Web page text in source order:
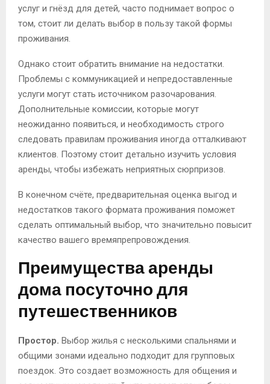
услуг и гнёзд для детей, часто поднимает вопрос о
том, стоит ли делать выбор в пользу такой формы
проживания.
Однако стоит обратить внимание на недостатки.
Проблемы с коммуникацией и непредоставленные
услуги могут стать источником разочарования.
Дополнительные комиссии, которые могут
неожиданно появиться, и необходимость строго
следовать правилам проживания иногда отталкивают
клиентов. Поэтому стоит детально изучить условия
аренды, чтобы избежать неприятных сюрпризов.
В конечном счёте, предварительная оценка выгод и
недостатков такого формата проживания поможет
сделать оптимальный выбор, что значительно повысит
качество вашего времяпрепровождения.
Преимущества аренды
дома посуточно для
путешественников
Простор. Выбор жилья с несколькими спальнями и
общими зонами идеально подходит для групповых
поездок. Это создает возможность для общения и